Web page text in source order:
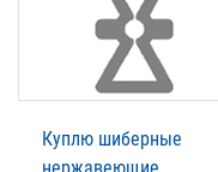
Куплю шиберные
нержавеющие